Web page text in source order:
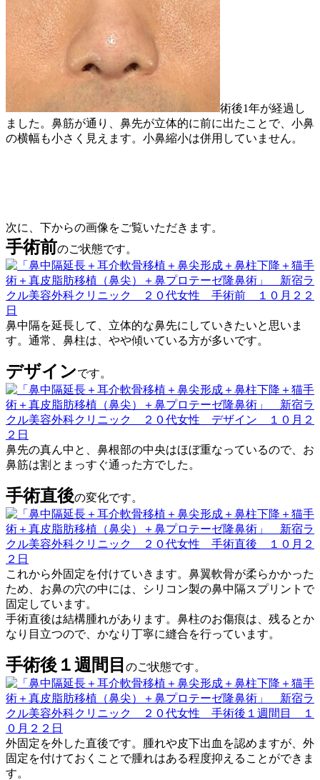
術後1年が経過し
ました。鼻筋が通り、鼻先が立体的に前に出たことで、小鼻
の横幅も小さく見えます。小鼻縮小は併用していません。
次に、下からの画像をご覧いただきます。
手術前のご状態です。
鼻中隔を延長して、立体的な鼻先にしていきたいと思いま
す。通常、鼻柱は、やや傾いている方が多いです。
デザインです。
鼻先の真ん中と、鼻根部の中央はほぼ重なっているので、お
鼻筋は割とまっすぐ通った方でした。
手術直後の変化です。
これから外固定を付けていきます。鼻翼軟骨が柔らかかった
ため、お鼻の穴の中には、シリコン製の鼻中隔スプリントで
固定しています。
手術直後は結構腫れがあります。鼻柱のお傷痕は、残るとか
なり目立つので、かなり丁寧に縫合を行っています。
手術後１週間目 のご状態です。
外固定を外した直後です。腫れや皮下出血を認めますが、外
固定を付けておくことで腫れはある程度抑えることができま
す。